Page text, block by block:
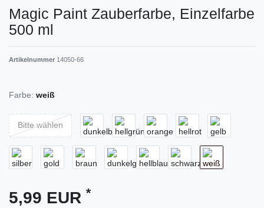
Magic Paint Zauberfarbe, Einzelfarbe
500 ml
Artikelnummer 14050-66
Farbe: weiß
Bitte wählen
5,99 EUR *